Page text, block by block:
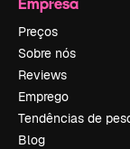
Preços
Sobre nós
Reviews
Emprego
Tendências de
Blog